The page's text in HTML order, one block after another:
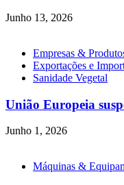
Junho 13, 2026
Empresas &
Exportações e
Sanidade Vegetal
União Europeia
Junho 1, 2026
Máquinas &